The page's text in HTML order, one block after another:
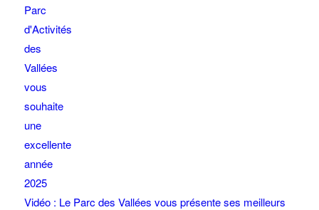
Vidéo : Le Parc des Vallées vous présente ses meilleurs